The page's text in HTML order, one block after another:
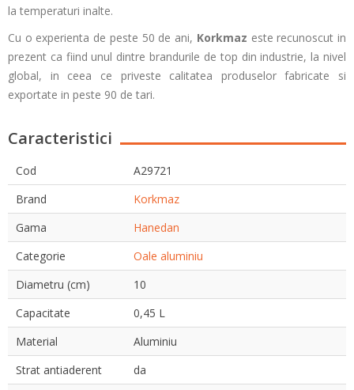
la temperaturi inalte.
Cu o experienta de peste 50 de ani, Korkmaz este recunoscut in
prezent ca fiind unul dintre brandurile de top din industrie, la nivel
global, in ceea ce priveste calitatea produselor fabricate si
exportate in peste 90 de tari.
Caracteristici
Cod
A29721
Brand
Korkmaz
Gama
Hanedan
Categorie
Oale aluminiu
Diametru (cm)
10
Capacitate
0,45 L
Material
Aluminiu
Strat antiaderent
da